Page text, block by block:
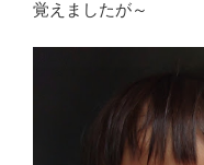
覚えましたが～